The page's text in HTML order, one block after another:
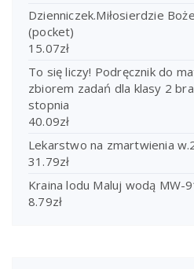
Dzienniczek.Miłosierdzie
(pocket)
15.07zł
To się liczy! Podręcznik do
zbiorem zadań dla klasy 2
stopnia
40.09zł
Lekarstwo na zmartwienia
31.79zł
Kraina lodu Maluj wodą MW-
8.79zł